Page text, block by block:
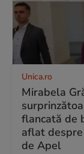
Unica.ro
Mirabela
flancată de
aflat
de Apel